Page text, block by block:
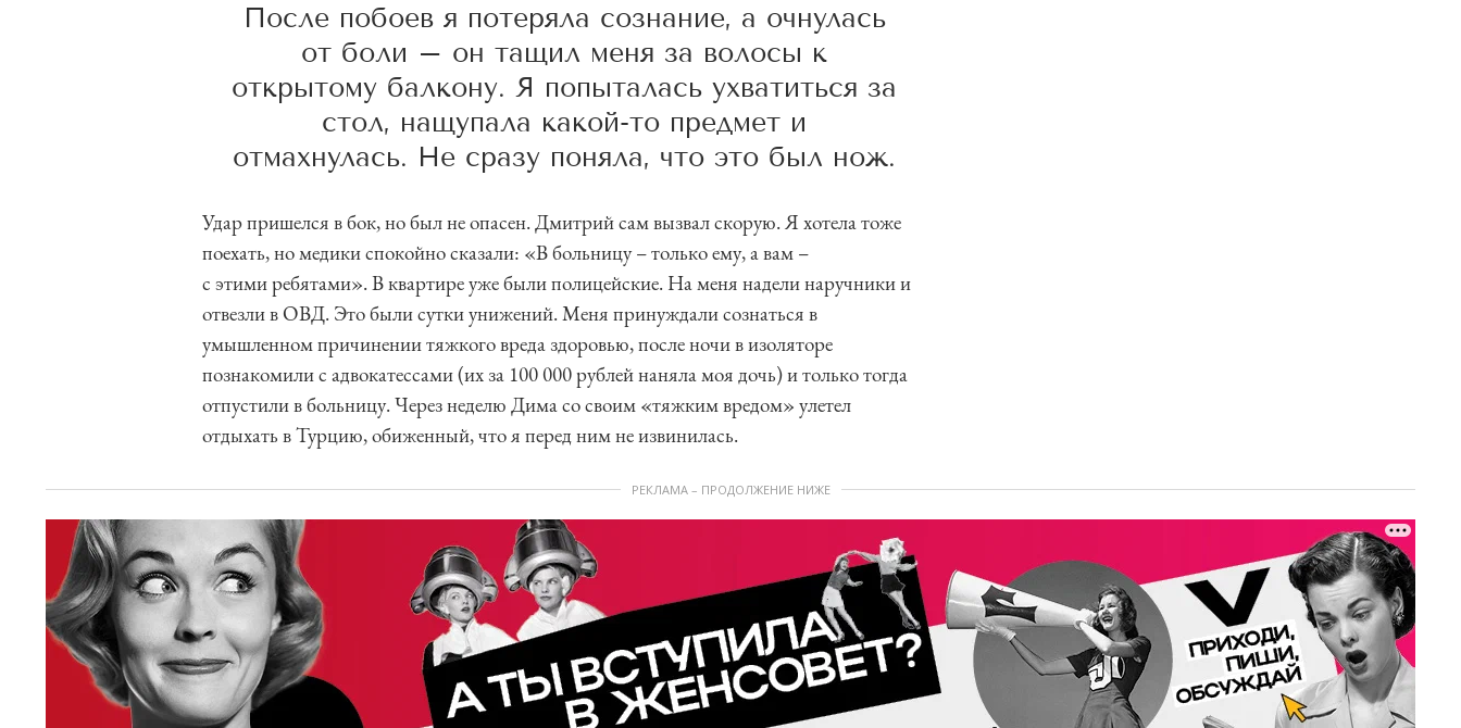
После побоев я потеряла сознание, а очнулась
от боли – он тащил меня за волосы к
открытому балкону. Я попыталась ухватиться за
стол, нащупала какой-то предмет и
отмахнулась. Не сразу поняла, что это был нож.
Удар пришелся в бок, но был не опасен. Дмитрий сам вызвал скорую. Я хотела тоже
поехать, но медики спокойно сказали: «В больницу – только ему, а вам –
с этими ребятами». В квартире уже были полицейские. На меня надели наручники и
отвезли в ОВД. Это были сутки унижений. Меня принуждали сознаться в
умышленном причинении тяжкого вреда здоровью, после ночи в изоляторе
познакомили с адвокатессами (их за 100 000 рублей наняла моя дочь) и только тогда
отпустили в больницу. Через неделю Дима со своим «тяжким вредом» улетел
отдыхать в Турцию, обиженный, что я перед ним не извинилась.
РЕКЛАМА – ПРОДОЛЖЕНИЕ НИЖЕ